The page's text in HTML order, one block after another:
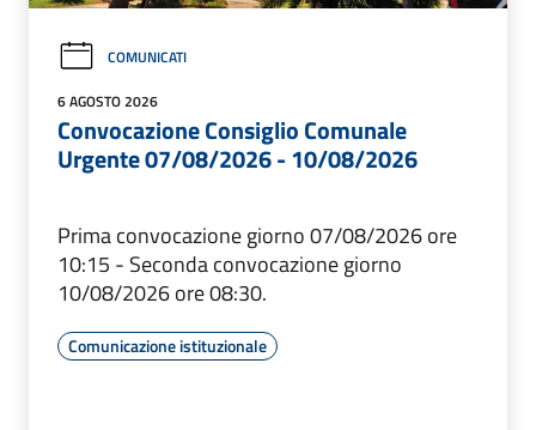
COMUNICATI
6 AGOSTO 2026
Convocazione Consiglio Comunale
Urgente 07/08/2026 - 10/08/2026
Prima convocazione giorno 07/08/2026 ore
10:15 - Seconda convocazione giorno
10/08/2026 ore 08:30.
Comunicazione istituzionale